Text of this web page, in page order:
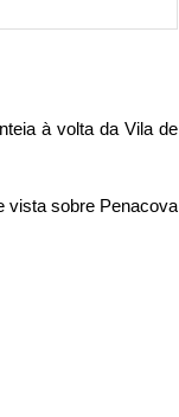
à volta da Vila de
vista sobre Penacova